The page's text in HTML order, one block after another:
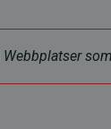
Webbplatser